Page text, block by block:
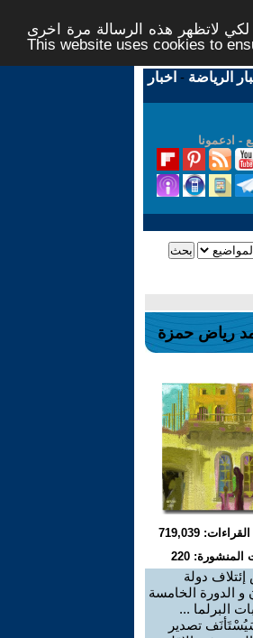
لاتظهر هذه الرسالة مرة اخرى -
This website uses cookies to
الرياضة - اخبار
- ادعمونا
رياض حمزة
719,039
المنشورة: 220
دولة
و الدورة الخامسة
البرلما ...
تصدير